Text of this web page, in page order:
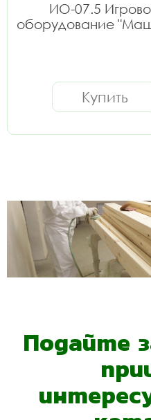
ИО-07.5
оборудование
Купить
Подайте